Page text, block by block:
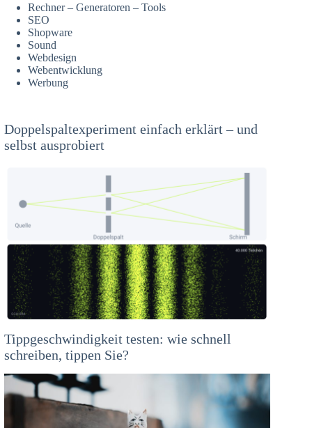
Rechner – Generatoren – Tools
SEO
Shopware
Sound
Webdesign
Webentwicklung
Werbung
Doppelspaltexperiment einfach erklärt – und
selbst ausprobiert
Tippgeschwindigkeit testen: wie schnell
schreiben, tippen Sie?